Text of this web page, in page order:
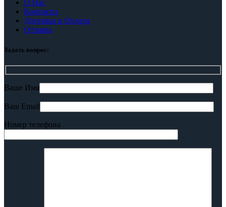
О Нас
Контакты
Доставка и Оплата
Отзывы
Задать вопрос:
Ваше Имя
Ваш Email
Номер телефона